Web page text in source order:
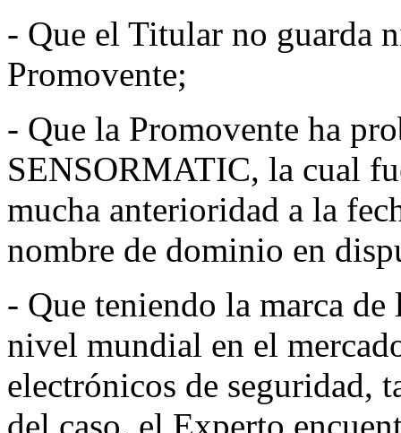
- Que el Titular no guarda
Promovente;
- Que la Promovente ha
SENSORMATIC, la cual
mucha anterioridad a la
nombre de dominio en
- Que teniendo la marca
nivel mundial en el
electrónicos de seguridad,